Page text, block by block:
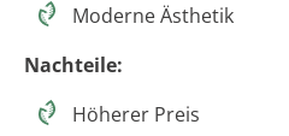
Moderne Ästhetik
Nachteile:
Höherer Preis